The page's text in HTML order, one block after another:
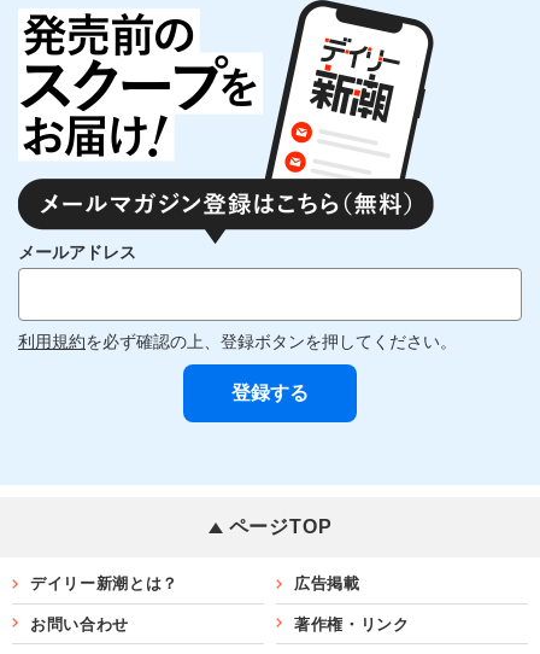
メールアドレス
利用規約を必ず確認の上、登録ボタンを押してください。
ページTOP
デイリー新潮とは？ 広告掲載
お問い合わせ 著作権・リンク